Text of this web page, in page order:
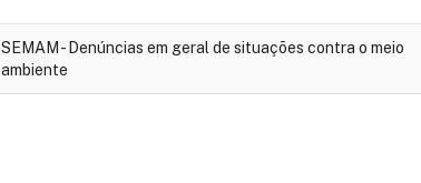
SEMAM - Denúncias em geral de situações contra o meio
ambiente